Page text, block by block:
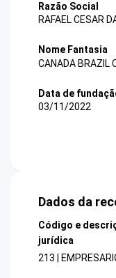
Razão Social
RAFAEL CESAR
Nome Fantasia
CANADA BRAZIL
Data de
03/11/2022
Dados da
Código e
jurídica
213 |